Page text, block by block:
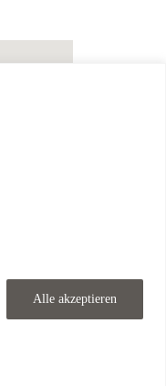
Alle akzeptieren